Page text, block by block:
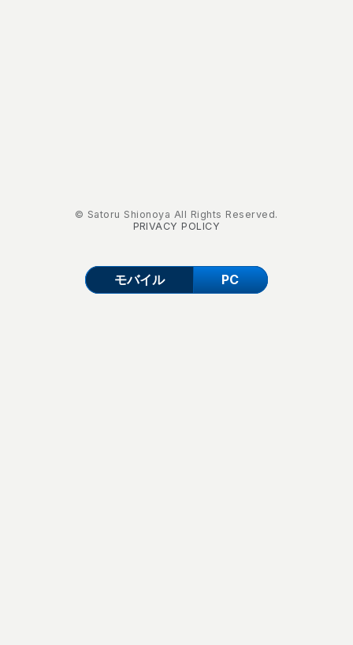
© Satoru Shionoya All Rights Reserved.
PRIVACY POLICY
モバイル PC